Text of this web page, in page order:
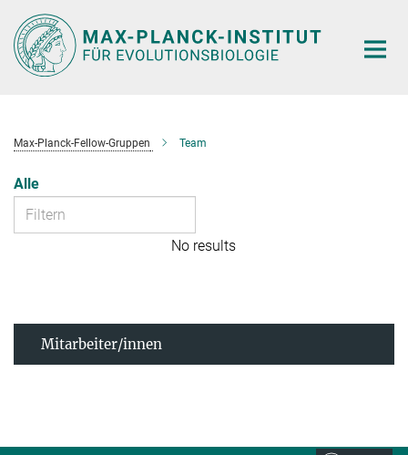
Hauptinhalt
Max-Planck-Fellow-Gruppen Team
Alle
No results
Mitarbeiter/innen